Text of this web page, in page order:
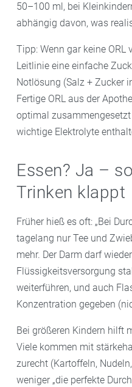
50–100 ml, bei
abhängig davon, was
Tipp: Wenn gar keine
Leitlinie eine einfache
Notlösung (Salz + Zucker
Fertige ORL aus der
optimal
wichtige Elektrolyte
Essen? Ja –
Trinken klappt
Früher hieß es oft: „Bei
tagelang nur Tee und
mehr. Der Darm darf
Flüssigkeitsversorgung
weiterführen, und auch
Konzentration gegeben
Bei größeren Kindern hilft
Viele kommen mit
zurecht (Kartoffeln,
weniger „die perfekte